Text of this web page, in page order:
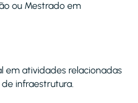
ou Mestrado em
em atividades relacionadas
infraestrutura.